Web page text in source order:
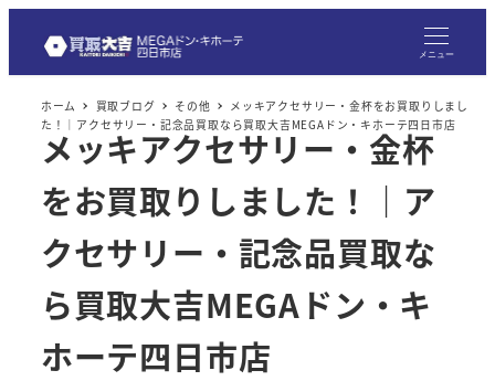
メニュー
ホーム 買取ブログ その他
メッキアクセサリー・金杯をお買取りしまし
た！｜アクセサリー・記念品買取なら買取大吉MEGAドン・キホーテ四日市店
メッキアクセサリー・金杯
をお買取りしました！｜ア
クセサリー・記念品買取な
ら買取大吉MEGAドン・キ
ホーテ四日市店